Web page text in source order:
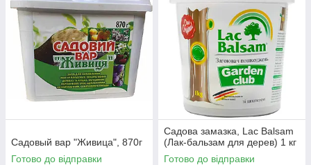
Садовый вар "Живица", 870г
Готово до відправки
Садова замазка, Lac Balsam
(Лак-бальзам для дерев) 1 кг
Готово до відправки